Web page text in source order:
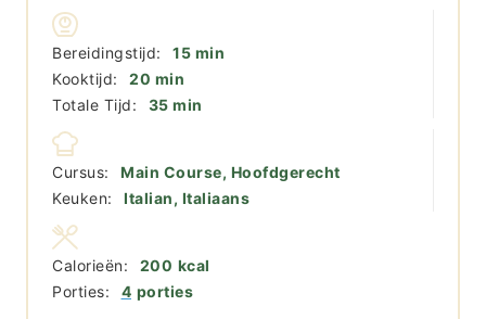
Bereidingstijd: 15minuten
min
Kooktijd:
20 minuten
min
Totale Tijd:
35minuten
min
Cursus:
Main Course, Hoofdgerecht
Keuken:
Italian, Italiaans
Porties: 4 porties
Calorieën: 200 kcal